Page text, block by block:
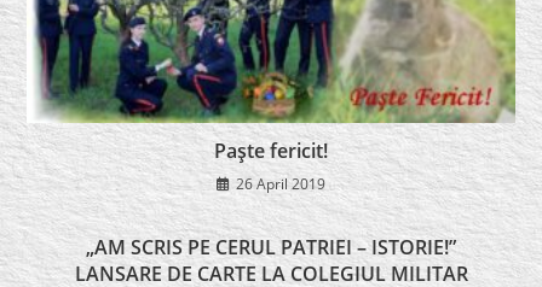
Paşte fericit!
26 April 2019
„AM SCRIS PE CERUL PATRIEI – ISTORIE!”
LANSARE DE CARTE LA COLEGIUL MILITAR